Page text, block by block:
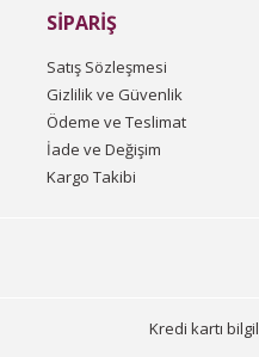
SİPARİŞ
Satış Sözleşmesi
Gizlilik ve Güvenlik
Ödeme ve Teslimat
İade ve Değişim
Kargo Takibi
Kredi kartı